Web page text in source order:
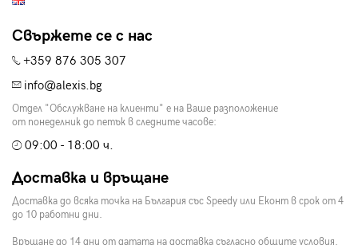
Свържете се с нас
+359 876 305 307
info@alexis.bg
Отдел "Обслужване на клиенти" е на Ваше разположение
от понеделник до петък в следните часове:
09:00 - 18:00 ч.
Доставка и връщане
Доставка до всяка точка на България със Speedy или Еконт в срок от 4
до 10 работни дни.
Връщане до 14 дни от датата на доставка съгласно общите условия.